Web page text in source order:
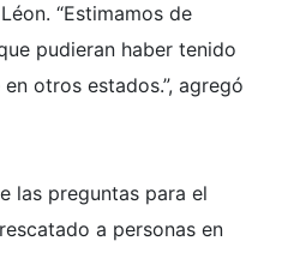
“Estimamos de
pudieran haber tenido
otros estados.”, agregó
las preguntas para el
a personas en